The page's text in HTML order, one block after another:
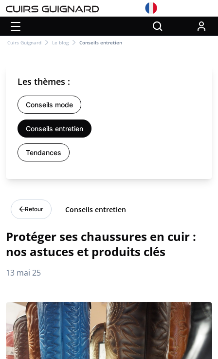
Cuirs Guignard Le blog Conseils entretien
Les thèmes :
Conseils mode
Conseils entretien
Tendances
Retour Conseils entretien
Protéger ses chaussures en cuir :
nos astuces et produits clés
13 mai 25